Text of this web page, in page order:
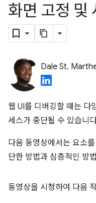
화면 고정 및
Dale St.
웹 UI를 디버깅할 때는 다
세스가 중단될 수 있습니
다음 동영상에서는 요소
단한 방법과 심층적인 방
동영상을 시청하여 다음